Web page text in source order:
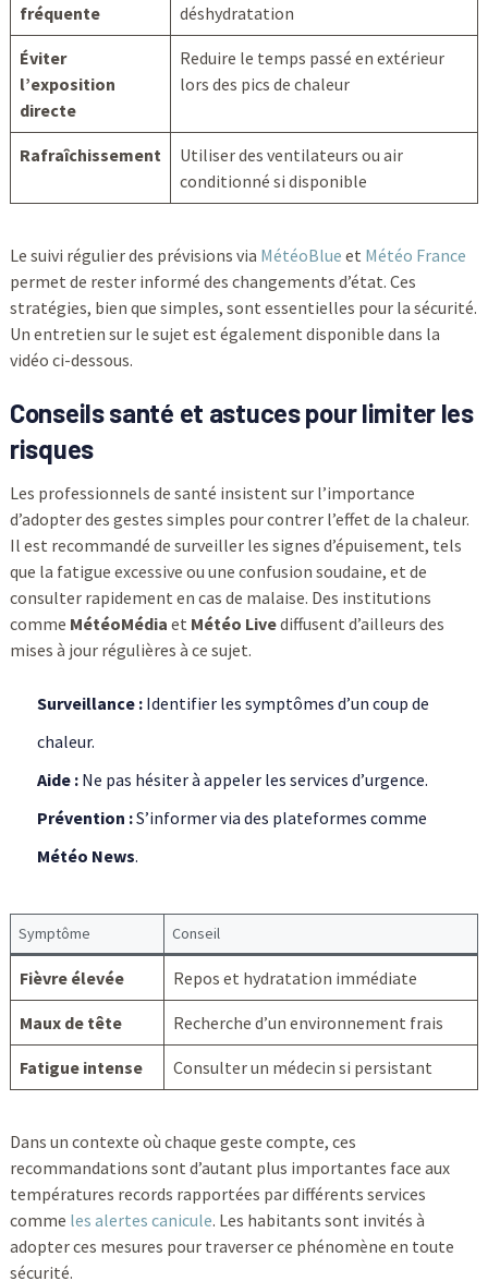
fréquente
déshydratation
Éviter
l’exposition
directe
Reduire le temps passé en extérieur
lors des pics de chaleur
Rafraîchissement
Utiliser des ventilateurs ou air
conditionné si disponible
Le suivi régulier des prévisions via MétéoBlue et Météo France
permet de rester informé des changements d’état. Ces
stratégies, bien que simples, sont essentielles pour la sécurité.
Un entretien sur le sujet est également disponible dans la
vidéo ci-dessous.
Conseils santé et astuces pour limiter les
risques
Les professionnels de santé insistent sur l’importance
d’adopter des gestes simples pour contrer l’effet de la chaleur.
Il est recommandé de surveiller les signes d’épuisement, tels
que la fatigue excessive ou une confusion soudaine, et de
consulter rapidement en cas de malaise. Des institutions
comme MétéoMédia et Météo Livediffusent d’ailleurs des
mises à jour régulières à ce sujet.
Surveillance :Identifier les symptômes d’un coup de
chaleur.
Aide :Ne pas hésiter à appeler les services d’urgence.
Prévention :S’informer via des plateformes comme
Météo News.
Symptôme Conseil
Fièvre élevée Repos et hydratation immédiate
Maux de tête Recherche d’un environnement frais
Fatigue intense Consulter un médecin si persistant
Dans un contexte où chaque geste compte, ces
recommandations sont d’autant plus importantes face aux
températures records rapportées par différents services
comme les alertes canicule. Les habitants sont invités à
adopter ces mesures pour traverser ce phénomène en toute
sécurité.